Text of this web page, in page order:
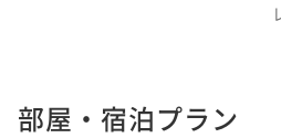
ャワーのバルブがめっちゃ固いから
部屋・宿泊プラン